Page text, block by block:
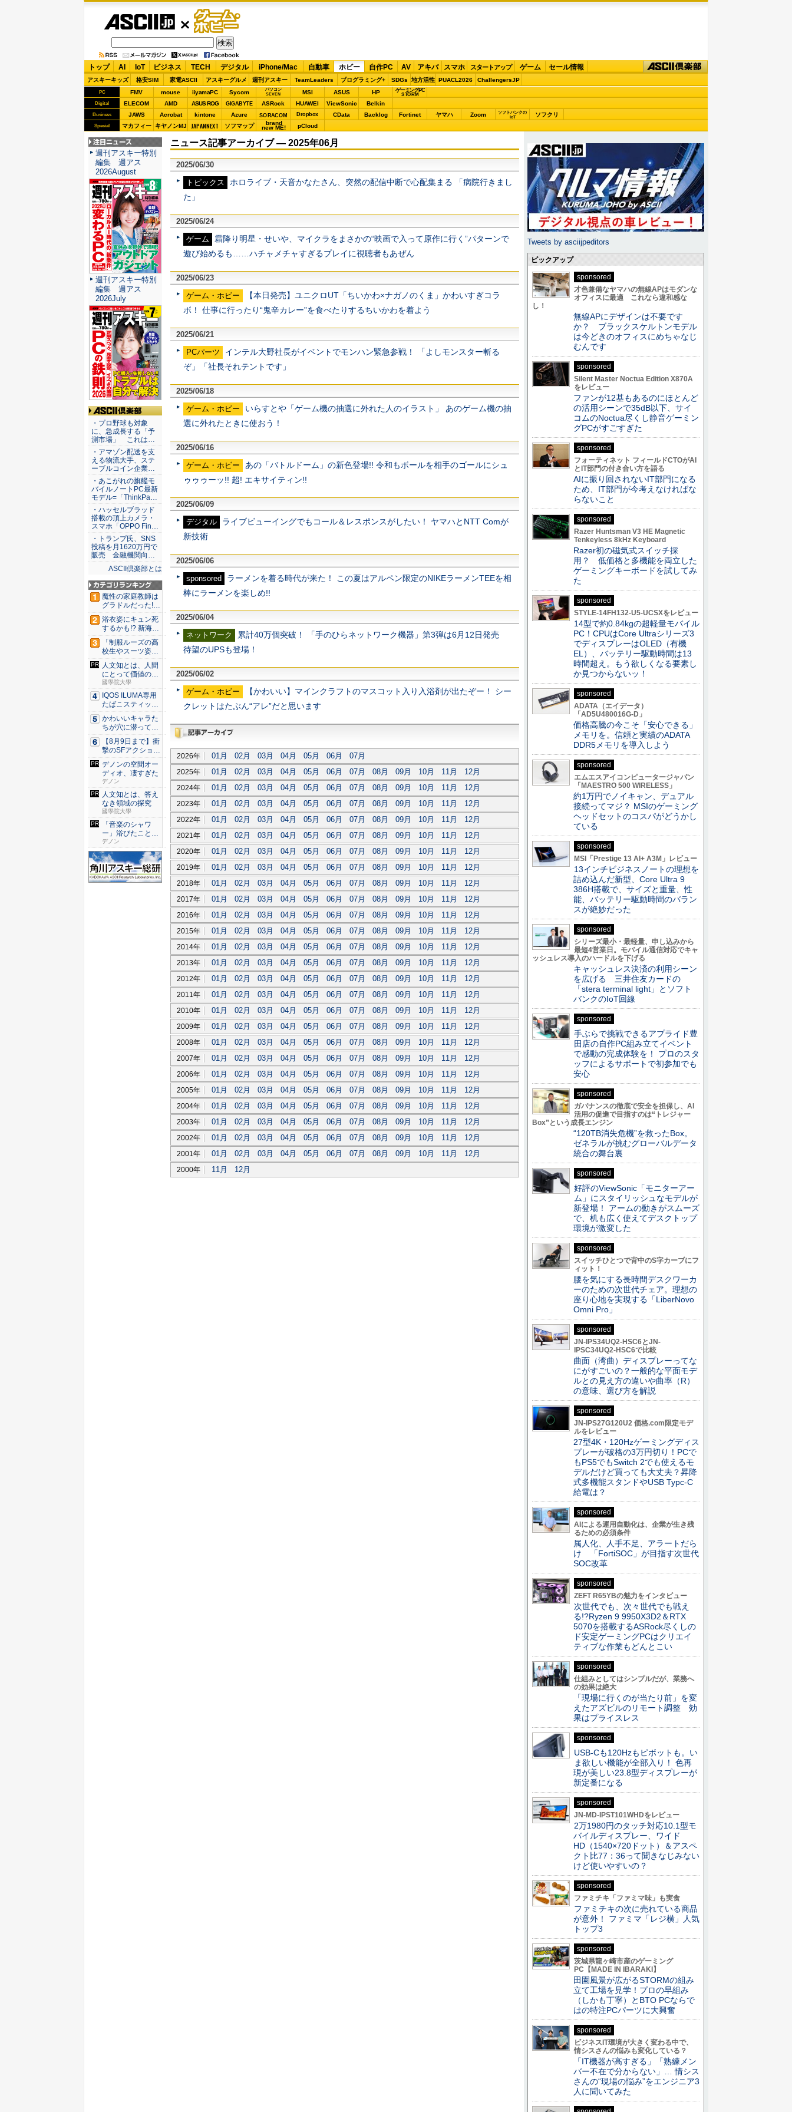
ゲーム・
ホビー
トップ AI IoT ビジネス TECH デジタル iPhone/Mac 自動車 ホビー 自作PC AV アキバ スマホ スタートアップ ゲーム セール情報
アスキーキッズ 格安SIM 家電ASCII アスキーグルメ 週刊アスキー TeamLeaders プログラミング+ SDGs 地方活性 PUACL2026 ChallengersJP
PC FMV mouse iiyamaPC Sycom
パソコン
SEVEN
MSI ASUS HP ゲーミングPC
STORM
Digital ELECOM AMD ASUS ROG GIGABYTE ASRock HUAWEI ViewSonic Belkin
Business JAWS Acrobat kintone Azure SORACOM Dropbox CData Backlog Fortinet ヤマハ Zoom
ソフトバンクの
IoT
ソフクリ
Special マカフィー キヤノンMJ JAPANNEXT ソフマップ brand
new ME! pCloud
ニュース記事アーカイブ ― 2025年06月
2025/06/30
トピックス
ホロライブ・天音かなたさん、突然の配信中断で心配集まる 「病院行きまし
た」
2025/06/24
ゲーム
霜降り明星・せいや、マイクラをまさかの“映画で入って原作に行く”パターンで
遊び始めるも……ハチャメチャすぎるプレイに視聴者もあぜん
2025/06/23
ゲーム・ホビー
【本日発売】ユニクロUT「ちいかわ×ナガノのくま」かわいすぎコラ
ボ！ 仕事に行ったり“鬼辛カレー”を食べたりするちいかわを着よう
2025/06/21
PCパーツ
インテル大野社長がイベントでモンハン緊急参戦！ 「よしモンスター斬る
ぞ」「社長それテントです」
2025/06/18
ゲーム・ホビー
いらすとや「ゲーム機の抽選に外れた人のイラスト」 あのゲーム機の抽
選に外れたときに使おう！
2025/06/16
ゲーム・ホビー
あの「バトルドーム」の新色登場!! 令和もボールを相手のゴールにシュ
ゥゥゥーッ!! 超! エキサイティン!!
2025/06/09
デジタル
ライブビューイングでもコール＆レスポンスがしたい！ ヤマハとNTT Comが
新技術
2025/06/06
sponsored
ラーメンを着る時代が来た！ この夏はアルペン限定のNIKEラーメンTEEを相
棒にラーメンを楽しめ!!
2025/06/04
ネットワーク
累計40万個突破！ 「手のひらネットワーク機器」第3弾は6月12日発売
待望のUPSも登場！
2025/06/02
ゲーム・ホビー
【かわいい】マインクラフトのマスコット入り入浴剤が出たぞー！ シー
クレットはたぶん“アレ”だと思います
過去記事アーカイブ
2026年
01月 02月 03月 04月 05月 06月 07月
2025年 01月 02月 03月 04月 05月 06月 07月 08月 09月 10月 11月 12月
2024年 01月 02月 03月 04月 05月 06月 07月 08月 09月 10月 11月 12月
2023年 01月 02月 03月 04月 05月 06月 07月 08月 09月 10月 11月 12月
2022年 01月 02月 03月 04月 05月 06月 07月 08月 09月 10月 11月 12月
2021年 01月 02月 03月 04月 05月 06月 07月 08月 09月 10月 11月 12月
2020年 01月 02月 03月 04月 05月 06月 07月 08月 09月 10月 11月 12月
2019年 01月 02月 03月 04月 05月 06月 07月 08月 09月 10月 11月 12月
2018年 01月 02月 03月 04月 05月 06月 07月 08月 09月 10月 11月 12月
2017年 01月 02月 03月 04月 05月 06月 07月 08月 09月 10月 11月 12月
2016年 01月 02月 03月 04月 05月 06月 07月 08月 09月 10月 11月 12月
2015年 01月 02月 03月 04月 05月 06月 07月 08月 09月 10月 11月 12月
2014年 01月 02月 03月 04月 05月 06月 07月 08月 09月 10月 11月 12月
2013年 01月 02月 03月 04月 05月 06月 07月 08月 09月 10月 11月 12月
2012年 01月 02月 03月 04月 05月 06月 07月 08月 09月 10月 11月 12月
2011年 01月 02月 03月 04月 05月 06月 07月 08月 09月 10月 11月 12月
2010年 01月 02月 03月 04月 05月 06月 07月 08月 09月 10月 11月 12月
2009年 01月 02月 03月 04月 05月 06月 07月 08月 09月 10月 11月 12月
2008年 01月 02月 03月 04月 05月 06月 07月 08月 09月 10月 11月 12月
2007年 01月 02月 03月 04月 05月 06月 07月 08月 09月 10月 11月 12月
2006年 01月 02月 03月 04月 05月 06月 07月 08月 09月 10月 11月 12月
2005年 01月 02月 03月 04月 05月 06月 07月 08月 09月 10月 11月 12月
2004年 01月 02月 03月 04月 05月 06月 07月 08月 09月 10月 11月 12月
2003年 01月 02月 03月 04月 05月 06月 07月 08月 09月 10月 11月 12月
2002年 01月 02月 03月 04月 05月 06月 07月 08月 09月 10月 11月 12月
2001年 01月 02月 03月 04月 05月 06月 07月 08月 09月 10月 11月 12月
2000年 11月 12月
注目ニュース
週刊アスキー特別
編集 週アス
2026August
週刊アスキー特別
編集 週アス
2026July
ASCII倶楽部
・プロ野球も対象
に、急成長する「予
測市場」 これは…
・アマゾン配送を支
える物流大手、ステ
ーブルコイン企業…
・あこがれの旗艦モ
バイルノートPC最新
モデル=「ThinkPa…
・ハッセルブラッド
搭載の頂上カメラ・
スマホ「OPPO Fin…
・トランプ氏、SNS
投稿を月1620万円で
販売 金融機関向…
ASCII倶楽部とは
魔性の家庭教師は
グラドルだった!?
村雨...
浴衣姿にキュン死
するかも!? 新海ま
きが...
「制服ルーズの高
校生やスーツ姿の
OLを演...
人文知とは、人間
にとって価値のあ
るものを...
國學院大學
IQOS ILUMA専用
たばこスティッ
ク...
かわいいキャラた
ちが穴に潜ってひ
どい目に...
【8月9日まで】衝
撃のSFアクション
『G...
デノンの空間オー
ディオ、凄すぎた
デノン
人文知とは、答え
なき領域の探究
國學院大學
「音楽のシャワ
ー」浴びたことは
ある？
デノン
Tweets by asciijpeditors
ピックアップ
sponsored
才色兼備なヤマハの無線APはモダンな
オフィスに最適 これなら違和感な
し！
無線APにデザインは不要です
か？ ブラックスケルトンモデル
は今どきのオフィスにめちゃなじ
むんです
sponsored
Silent Master Noctua Edition X870A
をレビュー
ファンが12基もあるのにほとんど
の活用シーンで35dB以下、サイ
コムのNoctua尽くし静音ゲーミン
グPCがすごすぎた
sponsored
フォーティネット フィールドCTOがAI
とIT部門の付き合い方を語る
AIに振り回されないIT部門になる
ため、IT部門が今考えなければな
らないこと
sponsored
Razer Huntsman V3 HE Magnetic
Tenkeyless 8kHz Keyboard
Razer初の磁気式スイッチ採
用？ 低価格と多機能を両立した
ゲーミングキーボードを試してみ
た
sponsored
STYLE-14FH132-U5-UCSXをレビュー
14型で約0.84kgの超軽量モバイル
PC！CPUはCore Ultraシリーズ3
でディスプレーはOLED（有機
EL）、バッテリー駆動時間は13
時間超え。もう欲しくなる要素し
か見つからないッ！
sponsored
ADATA（エイデータ）
「AD5U480016G-D」
価格高騰の今こそ「安心できる」
メモリを。信頼と実績のADATA
DDR5メモリを導入しよう
sponsored
エムエスアイコンピュータージャパン
「MAESTRO 500 WIRELESS」
約1万円でノイキャン、デュアル
接続ってマジ？ MSIのゲーミング
ヘッドセットのコスパがどうかし
ている
sponsored
MSI「Prestige 13 AI+ A3M」レビュー
13インチビジネスノートの理想を
詰め込んだ新型、Core Ultra 9
386H搭載で、サイズと重量、性
能、バッテリー駆動時間のバラン
スが絶妙だった
sponsored
シリーズ最小・最軽量、申し込みから
最短4営業日。モバイル通信対応でキャ
ッシュレス導入のハードルを下げる
キャッシュレス決済の利用シーン
を広げる 三井住友カードの
「stera terminal light」とソフト
バンクのIoT回線
sponsored
手ぶらで挑戦できるアプライド豊
田店の自作PC組み立てイベント
で感動の完成体験を！ プロのスタ
ッフによるサポートで初参加でも
安心
sponsored
ガバナンスの徹底で安全を担保し、AI
活用の促進で目指すのは“トレジャー
Box”という成長エンジン
“120TB消失危機”を救ったBox。
ゼネラルが挑むグローバルデータ
統合の舞台裏
sponsored
好評のViewSonic「モニターアー
ム」にスタイリッシュなモデルが
新登場！ アームの動きがスムーズ
で、机も広く使えてデスクトップ
環境が激変した
sponsored
スイッチひとつで背中のS字カーブにフ
ィット！
腰を気にする長時間デスクワーカ
ーのための次世代チェア。理想の
座り心地を実現する「LiberNovo
Omni Pro」
sponsored
JN-IPS34UQ2-HSC6とJN-
IPSC34UQ2-HSC6で比較
曲面（湾曲）ディスプレーってな
にがすごいの？一般的な平面モデ
ルとの見え方の違いや曲率（R）
の意味、選び方を解説
sponsored
JN-IPS27G120U2 価格.com限定モデ
ルをレビュー
27型4K・120Hzゲーミングディス
プレーが破格の3万円切り！PCで
もPS5でもSwitch 2でも使えるモ
デルだけど買っても大丈夫？昇降
式多機能スタンドやUSB Typc-C
給電は？
sponsored
AIによる運用自動化は、企業が生き残
るための必須条件
属人化、人手不足、アラートだら
け 「FortiSOC」が目指す次世代
SOC改革
sponsored
ZEFT R65YBの魅力をインタビュー
次世代でも、次々世代でも戦え
る!?Ryzen 9 9950X3D2＆RTX
5070を搭載するASRock尽くしの
ド安定ゲーミングPCはクリエイ
ティブな作業もどんとこい
sponsored
仕組みとしてはシンプルだが、業務へ
の効果は絶大
「現場に行くのが当たり前」を変
えたアズビルのリモート調整 効
果はプライスレス
sponsored
USB-Cも120Hzもピボットも。い
ま欲しい機能が全部入り！ 色再
現が美しい23.8型ディスプレーが
新定番になる
sponsored
JN-MD-IPST101WHDをレビュー
2万1980円のタッチ対応10.1型モ
バイルディスプレー、ワイド
HD（1540×720ドット）＆アスペ
クト比77：36って聞きなじみない
けど使いやすいの？
sponsored
ファミチキ「ファミマ味」も実食
ファミチキの次に売れている商品
が意外！ ファミマ「レジ横」人気
トップ3
sponsored
茨城県龍ヶ崎市産のゲーミング
PC【MADE IN IBARAKI】
田園風景が広がるSTORMの組み
立て工場を見学！プロの早組み
（しかも丁寧）とBTO PCならで
はの特注PCパーツに大興奮
sponsored
ビジネスIT環境が大きく変わる中で、
情シスさんの悩みも変化している？
「IT機器が高すぎる」「熟練メン
バー不在で分からない」… 情シス
さんの“現場の悩み”をエンジニア3
人に聞いてみた